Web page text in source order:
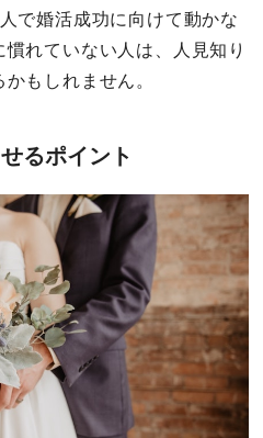
で婚活成功に向けて動かな
れていない人は、人見知り
もしれません。
るポイント